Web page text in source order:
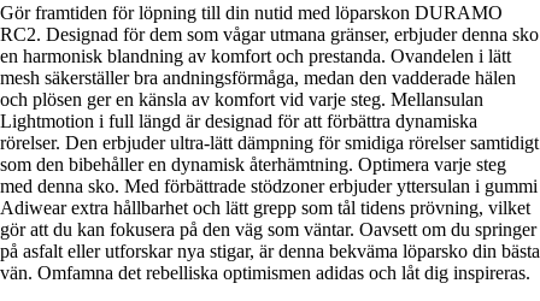
Gör framtiden för löpning till din nutid med löparskon DURAMO
RC2. Designad för dem som vågar utmana gränser, erbjuder denna sko
en harmonisk blandning av komfort och prestanda. Ovandelen i lätt
mesh säkerställer bra andningsförmåga, medan den vadderade hälen
och plösen ger en känsla av komfort vid varje steg. Mellansulan
Lightmotion i full längd är designad för att förbättra dynamiska
rörelser. Den erbjuder ultra-lätt dämpning för smidiga rörelser samtidigt
som den bibehåller en dynamisk återhämtning. Optimera varje steg
med denna sko. Med förbättrade stödzoner erbjuder yttersulan i gummi
Adiwear extra hållbarhet och lätt grepp som tål tidens prövning, vilket
gör att du kan fokusera på den väg som väntar. Oavsett om du springer
på asfalt eller utforskar nya stigar, är denna bekväma löparsko din bästa
vän. Omfamna det rebelliska optimismen adidas och låt dig inspireras.